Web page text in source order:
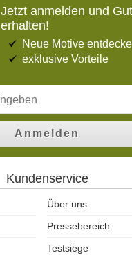
Jetzt anmelden und
erhalten!
Neue Motive
exklusive Vorteile
Anmelden
Kundenservice
Über uns
Pressebereich
Testsiege